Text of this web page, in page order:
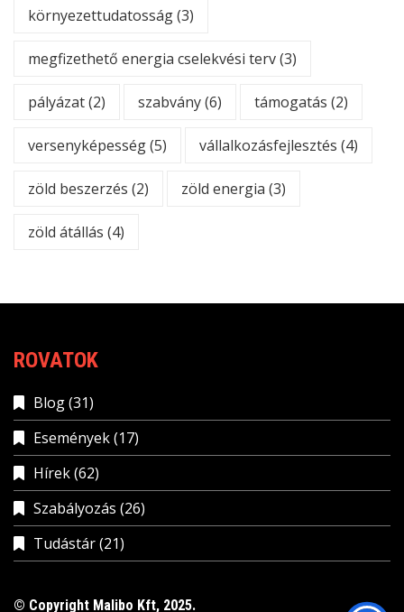
környezettudatosság(3)
megfizethető energia cselekvési terv(3)
pályázat(2) szabvány(6) támogatás (2)
versenyképesség(5) vállalkozásfejlesztés (4)
zöld beszerzés (2) zöld energia (3)
zöld átállás (4)
ROVATOK
Blog(31)
Események(17)
Hírek(62)
Szabályozás (26)
Tudástár(21)
© Copyright Malibo Kft, 2025.